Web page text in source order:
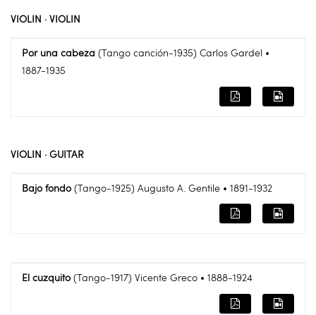
VIOLIN · VIOLIN
Por una cabeza (Tango canción-1935) Carlos Gardel •
1887-1935
VIOLIN · GUITAR
Bajo fondo (Tango-1925) Augusto A. Gentile • 1891-1932
El cuzquito (Tango-1917) Vicente Greco • 1888-1924